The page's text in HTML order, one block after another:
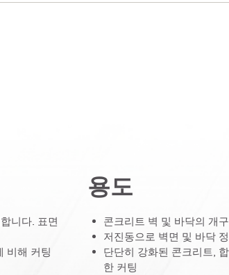
니다. 표면
비해 커팅
용도
콘크리트 벽 및 바닥의 개
저진동으로 벽면 및 바닥
단단히 강화된 콘크리트,
한 커팅